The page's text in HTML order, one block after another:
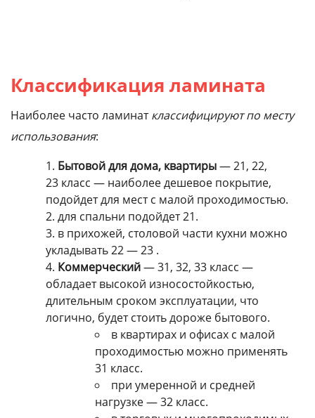
Классификация ламината
Наиболее часто ламинатклассифицируют по месту
использования:
Бытовой для дома, квартиры— 21, 22,
23 класс — наиболее дешевое покрытие,
подойдет для мест с малой проходимостью.
для спальни подойдет 21.
в прихожей, столовой части кухни можно
укладывать 22 — 23 .
Коммерческий— 31, 32, 33 класс —
обладает высокой износостойкостью,
длительным сроком эксплуатации, что
логично, будет стоить дороже бытового.
в квартирах и офисах с малой
проходимостью можно применять
31 класс.
при умеренной и средней
нагрузке — 32 класс.